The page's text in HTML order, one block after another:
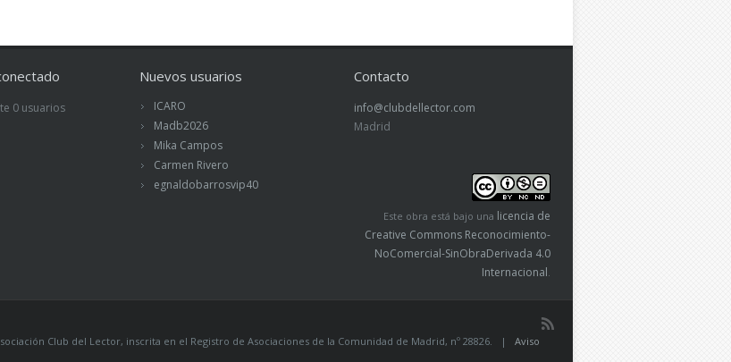
0 usuarios
Nuevos usuarios
ICARO
Madb2026
Mika Campos
Carmen Rivero
egnaldobarrosvip40
Contacto
info@clubdellector.com
Madrid
Este obra está bajo una licencia de
Creative Commons Reconocimiento-
NoComercial-SinObraDerivada 4.0
Internacional
Club del Lector, inscrita en el Registro de Asociaciones de la Comunidad de Madrid, nº 28826. | Aviso